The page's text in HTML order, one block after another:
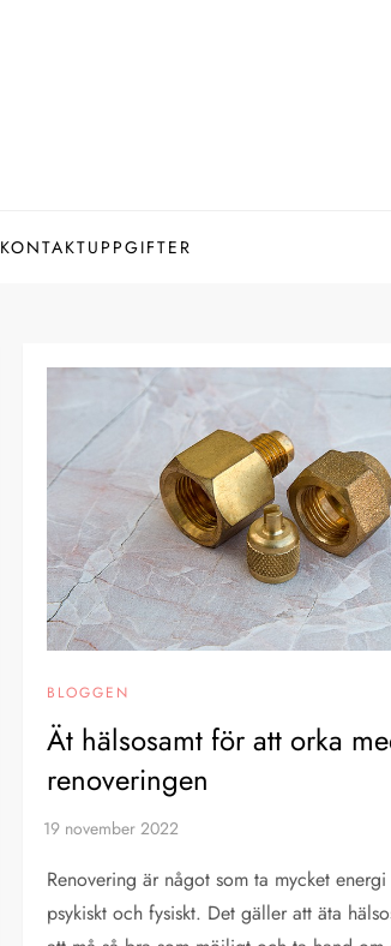
KONTAKTUPPGIFTER
BLOGGEN
Ät hälsosamt för att orka
renoveringen
Renovering är något som ta mycket
psykiskt och fysiskt. Det gäller att äta